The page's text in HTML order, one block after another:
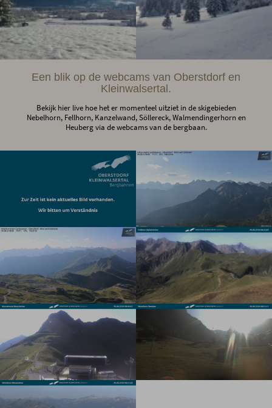
Een blik op de webcams van Oberstdorf en
Kleinwalsertal.
Bekijk hier live hoe het er momenteel uitziet in de skigebieden
Nebelhorn, Fellhorn, Kanzelwand, Söllereck, Walmendingerhorn en
Heuberg via de webcams van de bergbaan.